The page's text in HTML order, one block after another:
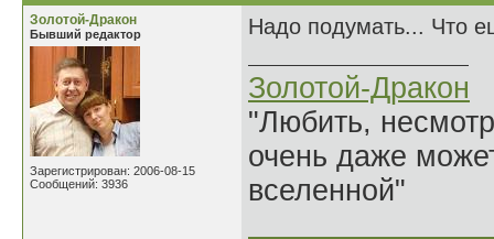
Золотой-Дракон
Бывший редактор
Зарегистрирован: 2006-08-15
Сообщений: 3936
Надо подумать... Что
Золотой-Дракон
"Любить,
очень даже
вселенной"